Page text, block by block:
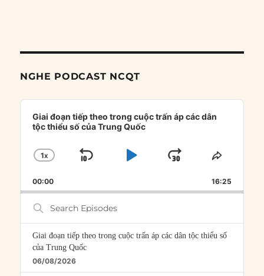
NGHE PODCAST NCQT
Audio
Player
Giai đoạn tiếp theo trong cuộc trấn áp các dân
tộc thiểu số của Trung Quốc
CHANGE
RATE
1X
SKIP
PLAYJUMP
FORWARD
SHARE
00:00 16:25
Search
Episodes
Giai đoạn tiếp theo trong cuộc trấn áp các dân tộc thiểu số
của Trung Quốc
06/08/2026